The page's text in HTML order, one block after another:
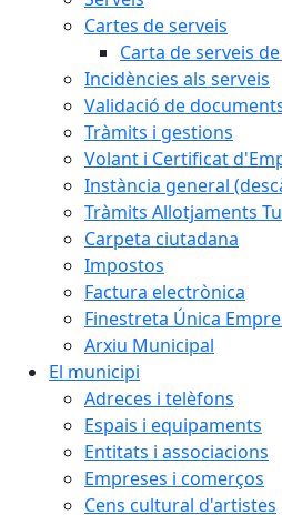
Cartes de serveis
Carta de serveis
Incidències als serveis
Validació de
Tràmits i gestions
Volant i Certificat
Instància general
Tràmits Allotjaments
Carpeta ciutadana
Impostos
Factura electrònica
Finestreta Única
Arxiu Municipal
El municipi
Adreces i telèfons
Espais i equipaments
Entitats i associacions
Empreses i comerços
Cens cultural d'artistes